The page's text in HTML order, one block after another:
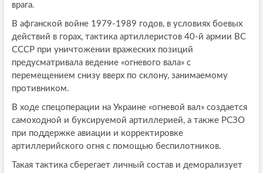
врага.
В афганской войне 1979-1989 годов, в условиях боевых
действий в горах, тактика артиллеристов 40-й армии ВС
СССР при уничтожении вражеских позиций
предусматривала ведение «огневого вала» с
перемещением снизу вверх по склону, занимаемому
противником.
В ходе спецоперации на Украине «огневой вал» создается
самоходной и буксируемой артиллерией, а также РСЗО
при поддержке авиации и корректировке
артиллерийского огня с помощью беспилотников.
Такая тактика сберегает личный состав и деморализует